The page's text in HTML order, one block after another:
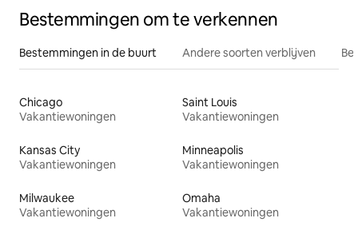
Bestemmingen om te verkennen
Bestemmingen in de buurt Andere soorten verblijven
Chicago
Vakantiewoningen
Saint Louis
Vakantiewoningen
Kansas City
Vakantiewoningen
Minneapolis
Vakantiewoningen
Milwaukee
Vakantiewoningen
Omaha
Vakantiewoningen